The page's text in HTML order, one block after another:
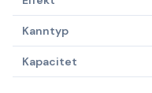
Kanntyp
Kapacitet